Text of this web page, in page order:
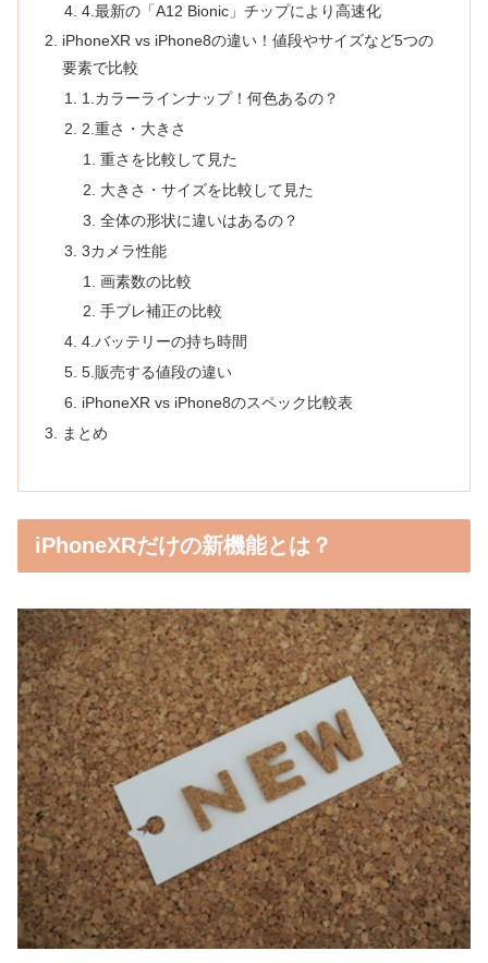
4.最新の「A12 Bionic」チップにより高速化
iPhoneXR vs iPhone8の違い！値段やサイズなど5つの
要素で比較
1.カラーラインナップ！何色あるの？
2.重さ・大きさ
重さを比較して見た
大きさ・サイズを比較して見た
全体の形状に違いはあるの？
3カメラ性能
画素数の比較
手ブレ補正の比較
4.バッテリーの持ち時間
5.販売する値段の違い
iPhoneXR vs iPhone8のスペック比較表
まとめ
iPhoneXRだけの新機能とは？